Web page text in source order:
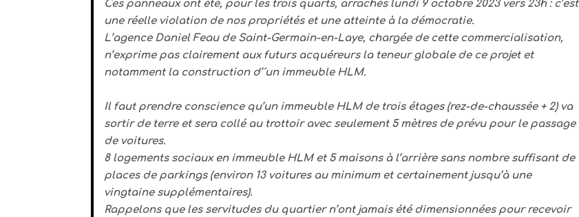
Ces panneaux ont été, pour les trois quarts, arrachés lundi 9 octobre 2023 vers 23h : c’est
une réelle violation de nos propriétés et une atteinte à la démocratie.
L’agence Daniel Feau de Saint-Germain-en-Laye, chargée de cette commercialisation,
n’exprime pas clairement aux futurs acquéreurs la teneur globale de ce projet et
notamment la construction d’´un immeuble HLM.
Il faut prendre conscience qu’un immeuble HLM de trois étages (rez-de-chaussée + 2) va
sortir de terre et sera collé au trottoir avec seulement 5 mètres de prévu pour le passage
de voitures.
8 logements sociaux en immeuble HLM et 5 maisons à l’arrière sans nombre suffisant de
places de parkings (environ 13 voitures au minimum et certainement jusqu’à une
vingtaine supplémentaires).
Rappelons que les servitudes du quartier n’ont jamais été dimensionnées pour recevoir